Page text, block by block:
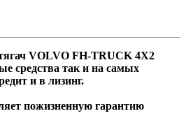
VOLVO FH-TRUCK 4X2
средства так и на самых
и в лизинг.
пожизненную гарантию